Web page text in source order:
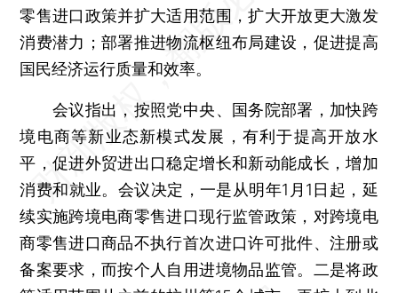
零售进口政策并扩大适用范围，扩大开放更大激发
消费潜力；部署推进物流枢纽布局建设，促进提高
国民经济运行质量和效率。
会议指出，按照党中央、国务院部署，加快跨
境电商等新业态新模式发展，有利于提高开放水
平，促进外贸进出口稳定增长和新动能成长，增加
消费和就业。会议决定，一是从明年1月1日起，延
续实施跨境电商零售进口现行监管政策，对跨境电
商零售进口商品不执行首次进口许可批件、注册或
备案要求，而按个人自用进境物品监管。二是将政